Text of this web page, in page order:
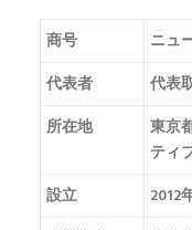
商号
ニュ
代表者
代表
所在地
東京
ティ
設立
2012